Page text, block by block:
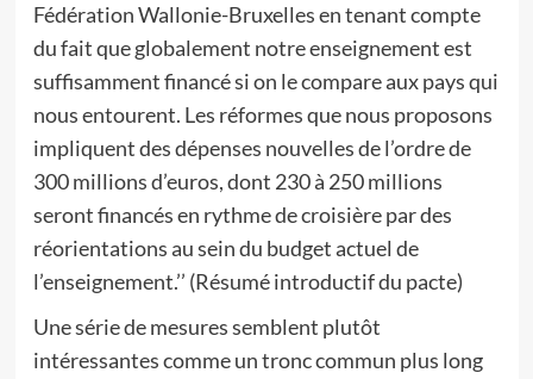
Fédération Wallonie-Bruxelles en tenant compte
du fait que globalement notre enseignement est
suffisamment financé si on le compare aux pays qui
nous entourent. Les réformes que nous proposons
impliquent des dépenses nouvelles de l’ordre de
300 millions d’euros, dont 230 à 250 millions
seront financés en rythme de croisière par des
réorientations au sein du budget actuel de
l’enseignement.’’ (Résumé introductif du pacte)
Une série de mesures semblent plutôt
intéressantes comme un tronc commun plus long